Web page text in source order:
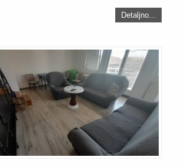
Detaljno...